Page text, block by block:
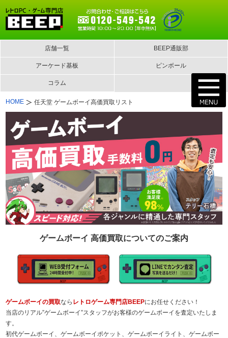
店舗一覧 BEEP通販部
アーケード基板 ピンボール
コラム
HOME 任天堂 ゲームボーイ高価買取リスト
ゲームボーイ 高価買取についてのご案内
ゲームボーイの買取なら レトロゲーム専門店BEEPにお任せください！
当店のリアル”ゲームボーイ”スタッフがお客様のゲームボーイを査定いたしま
す。
初代ゲームボーイ、ゲームボーイポケット、ゲームボーイライト、ゲームボー